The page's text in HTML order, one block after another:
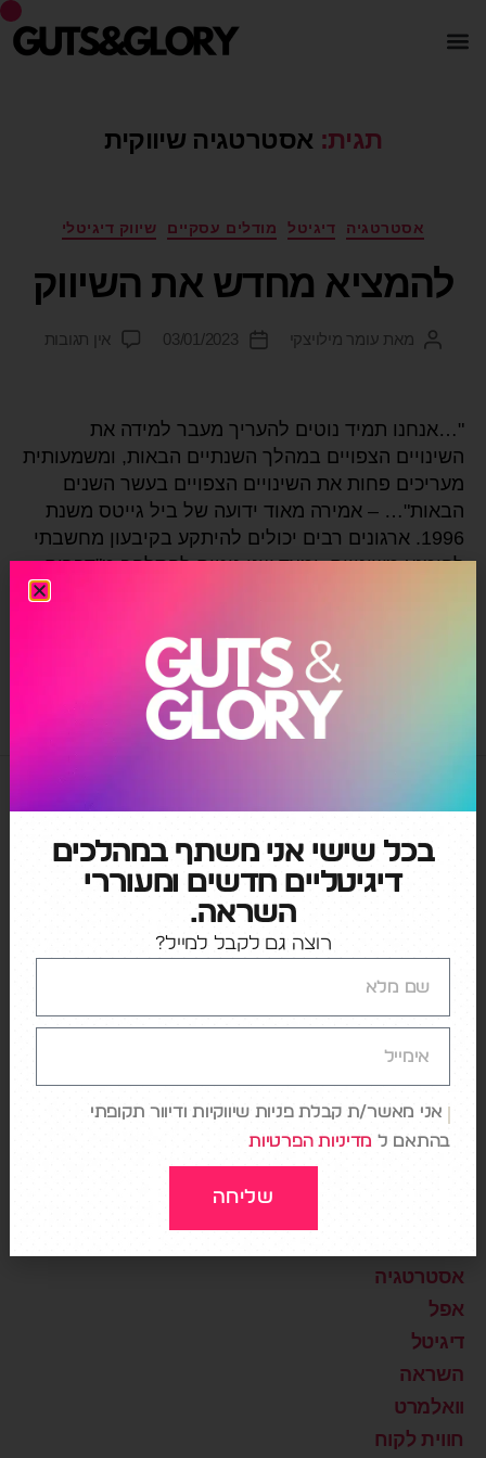
תגית: אסטרטגיה שיווקית
אסטרטגיה דיגיטל מודלים עסקיים שיווק דיגיטלי
להמציא מחדש את השיווק
מאת עומר מילויצקי 03/01/2023 אין תגובות
"…אנחנו תמיד נוטים להעריך מעבר למידה את
השינויים הצפויים במהלך השנתיים הבאות, ומשמעותית
מעריכים פחות את השינויים הצפויים בעשר השנים
הבאות"… – אמירה מאוד ידועה של ביל גייטס משנת
1996. ארגונים רבים יכולים להיתקע בקיבעון מחשבתי
להימנע משינויים, ומצד שני נוטים להתלהב מ"דברים
אסטרטגיה שיווקית, טרנספורמציה,שיווק דיגיטלי
קטגוריות
AI
DATA
Design
Digital Healthcare
NETFLIX
אסטרטגיה
אפל
דיגיטל
השראה
וואלמרט
חווית לקוח
בכל שישי אני משתף במהלכים
דיגיטליים חדשים ומעוררי
השראה.
רוצה גם לקבל למייל?
אני מאשר/ת קבלת פניות שיווקיות ודיוור תקופתי
בהתאם ל מדיניות הפרטיות
שליחה